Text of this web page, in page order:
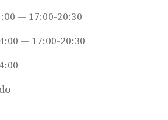
— 17:00-20:30
— 17:00-20:30
Audífonos
de audífonos